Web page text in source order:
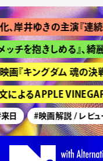
ゆきの主演『連続ド
抱きしめる』、綺麗事
ングダム 魂の決戦』
るAPPLE VINEGAR
#映画解説 / レビュー